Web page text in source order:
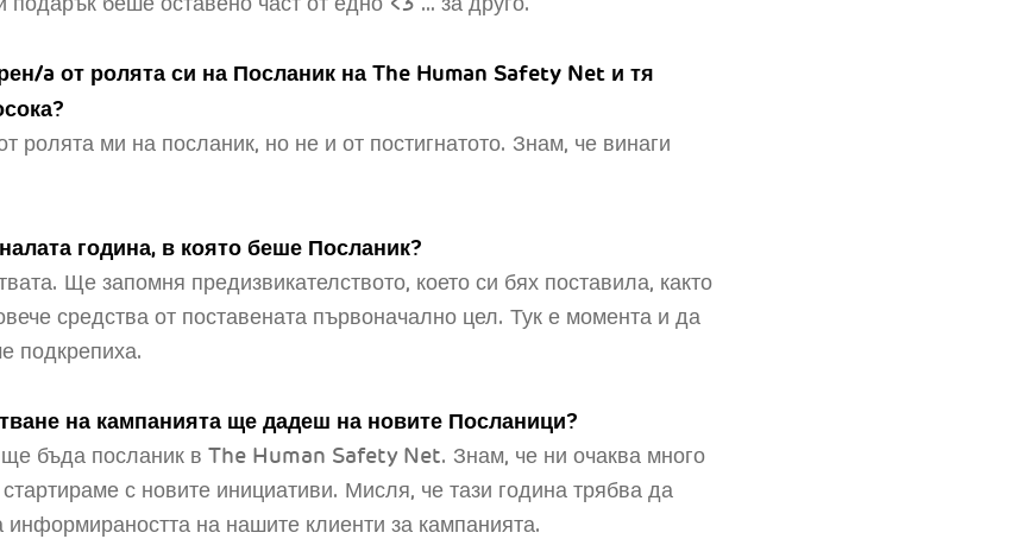
a от ролята си на Посланик на The Human Safety Net и тя
ролята ми на посланик, но не и от постигнатото. Знам, че винаги
година, в която беше Посланик?
Ще запомня предизвикателството, което си бях поставила, както
средства от поставената първоначално цел. Тук е момента и да
подкрепиха.
на кампанията ще дадеш на новите Посланици?
бъда посланик в The Human Safety Net. Знам, че ни очаква много
с новите инициативи. Мисля, че тази година трябва да
на нашите клиенти за кампанията.